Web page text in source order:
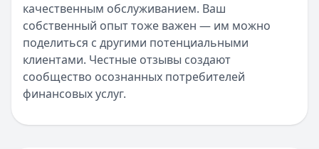
качественным обслуживанием. Ваш
собственный опыт тоже важен — им можно
поделиться с другими потенциальными
клиентами. Честные отзывы создают
сообщество осознанных потребителей
финансовых услуг.